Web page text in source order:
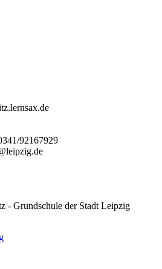
92167929
- Grundschule der Stadt Leipzig